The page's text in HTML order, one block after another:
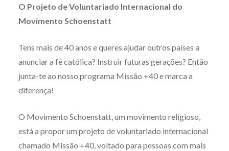
O Projeto de Voluntariado Internacional do
Movimento Schoenstatt
Tens mais de 40 anos e queres ajudar outros países a
anunciar a fé católica? Instruir futuras gerações? Então
junta-te ao nosso programa Missão +40 e marca a
diferença!
O Movimento Schoenstatt, um movimento religioso,
está a propor um projeto de voluntariado internacional
chamado Missão +40, voltado para pessoas com mais